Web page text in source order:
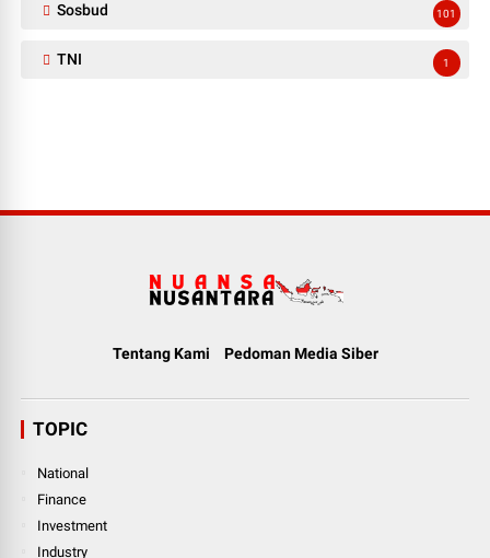
Sosbud 101
TNI 1
Tentang Kami Pedoman Media Siber
TOPIC
National
Finance
Investment
Industry